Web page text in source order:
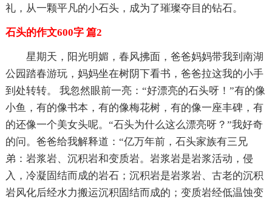
礼，从一颗平凡的小石头，成为了璀璨夺目的钻石。
石头的作文600字 篇2
星期天，阳光明媚，春风拂面，爸爸妈妈带我到南湖
公园踏春游玩，妈妈坐在树阴下看书，爸爸拉这我的小手
到处转转。 我忽然眼前一亮：“好漂亮的石头呀！”有的像
小鱼，有的像书本，有的像梅花树，有的像一座丰碑，有
的还像一个美女头呢。“石头为什么这么漂亮呀？”我好奇
的问。爸爸给我解释道：“亿万年前，石头家族有三兄
弟：岩浆岩、沉积岩和变质岩。岩浆岩是岩浆活动，侵
入，冷凝固结而成的岩石；沉积岩是岩浆岩、古老的沉积
岩风化后经水力搬运沉积固结而成的；变质岩经低温蚀变